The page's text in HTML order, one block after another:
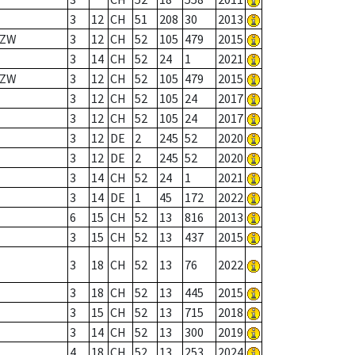
3
12 CH 51 208 30
2013
3 12 CH 52 105 479
2015
3
14 CH 52 24 1
2021
3 12 CH 52 105 479
2015
3
12 CH 52 105 24
2017
3
12 CH 52 105 24
2017
3
12 DE 2 245 52
2020
3
12 DE 2 245 52
2020
3
14 CH 52 24 1
2021
3
14 DE 1 45 172
2022
6
15 CH 52 13 816
2013
3
15 CH 52 13 437
2015
3
18 CH 52 13 76
2022
3
18 CH 52 13 445
2015
3
15 CH 52 13 715
2018
3
14 CH 52 13 300
2019